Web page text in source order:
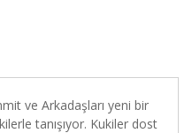
ve Arkadaşları yeni bir
tanışıyor. Kukiler dost